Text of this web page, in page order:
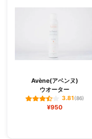
Avène(アベンヌ)
ウオーター
3.81(86)
¥950